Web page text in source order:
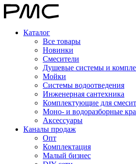
Каталог
Все товары
Новинки
Смесители
Душевые системы и
Мойки
Системы водоотведения
Инженерная сантехника
Комплектующие для
Моно- и водоразборные
Аксессуары
Каналы продаж
Опт
Комплектация
Малый бизнес